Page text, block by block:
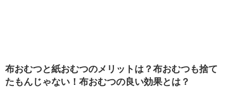
布おむつと紙おむつのメリットは？布おむつも捨て
たもんじゃない！布おむつの良い効果とは？